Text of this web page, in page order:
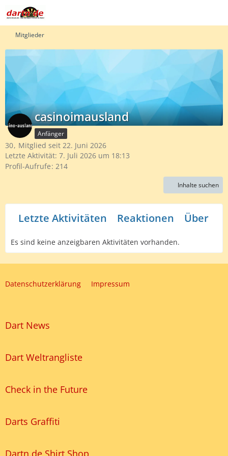
Mitglieder
casinoimausland
Anfänger
30 Mitglied seit 22. Juni 2026
Letzte Aktivität: 7. Juli 2026 um 18:13
Profil-Aufrufe 214
Inhalte suchen
Letzte Aktivitäten Reaktionen Über
Es sind keine anzeigbaren Aktivitäten vorhanden.
Datenschutzerklärung Impressum
Dart News
Dart Weltrangliste
Check in the Future
Darts Graffiti
Dartn.de Shirt Shop